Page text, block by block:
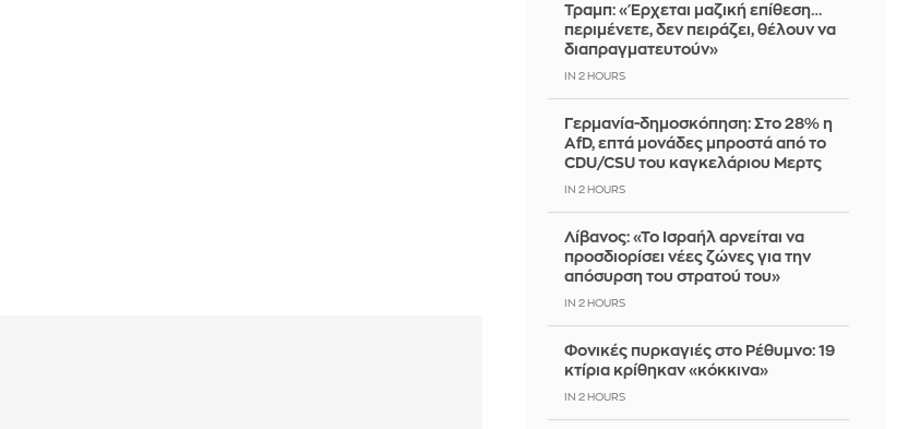
Τραμπ: «Έρχεται μαζική επίθεση…
περιμένετε, δεν πειράζει, θέλουν να
διαπραγματευτούν»
IN 2 HOURS
Γερμανία-δημοσκόπηση: Στο 28% η
AfD, επτά μονάδες μπροστά από το
CDU/CSU του καγκελάριου Μερτς
IN 2 HOURS
Λίβανος: «Το Ισραήλ αρνείται να
προσδιορίσει νέες ζώνες για την
απόσυρση του στρατού του»
IN 2 HOURS
Φονικές πυρκαγιές στο Ρέθυμνο: 19
κτίρια κρίθηκαν «κόκκινα»
IN 2 HOURS